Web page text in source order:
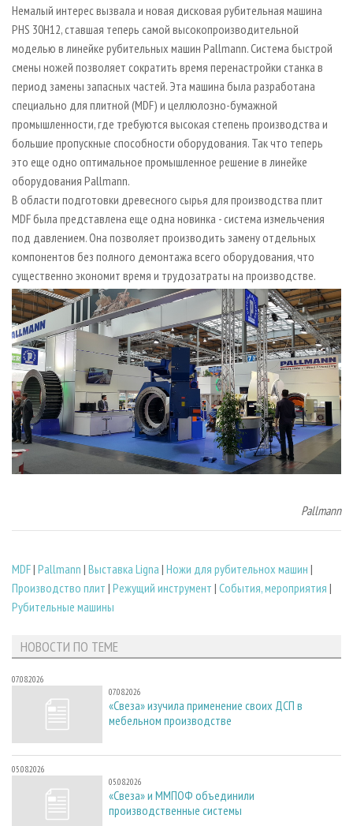
Немалый интерес вызвала и новая дисковая рубительная машина
PHS 30H12, ставшая теперь самой высокопроизводительной
моделью в линейке рубительных машин Pallmann. Система быстрой
смены ножей позволяет сократить время перенастройки станка в
период замены запасных частей. Эта машина была разработана
специально для плитной (MDF) и целлюлозно-бумажной
промышленности, где требуются высокая степень производства и
большие пропускные способности оборудования. Так что теперь
это еще одно оптимальное промышленное решение в линейке
оборудования Pallmann.
В области подготовки древесного сырья для производства плит
MDF была представлена еще одна новинка - система измельчения
под давлением. Она позволяет производить замену отдельных
компонентов без полного демонтажа всего оборудования, что
существенно экономит время и трудозатраты на производстве.
Pallmann
MDF| Pallmann | Выставка Ligna | Ножи для рубительнох машин |
Производство плит | Режущий инструмент | События, мероприятия |
Рубительные машины
НОВОСТИ ПО ТЕМЕ
07.08.2026
07.08.2026
«Свеза» изучила применение своих ДСП в
мебельном производстве
05.08.2026
05.08.2026
«Свеза» и ММПОФ объединили
производственные системы